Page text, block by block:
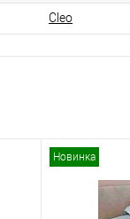
Cleo
Новинка